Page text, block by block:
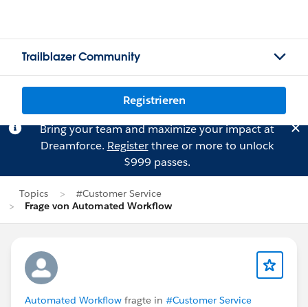
Trailblazer Community
Registrieren
Bring your team and maximize your impact at
Dreamforce. Registerthree or more to unlock
$999 passes.
Topics
#Customer Service
Frage von Automated Workflow
Automated Workflow fragte in #Customer Service